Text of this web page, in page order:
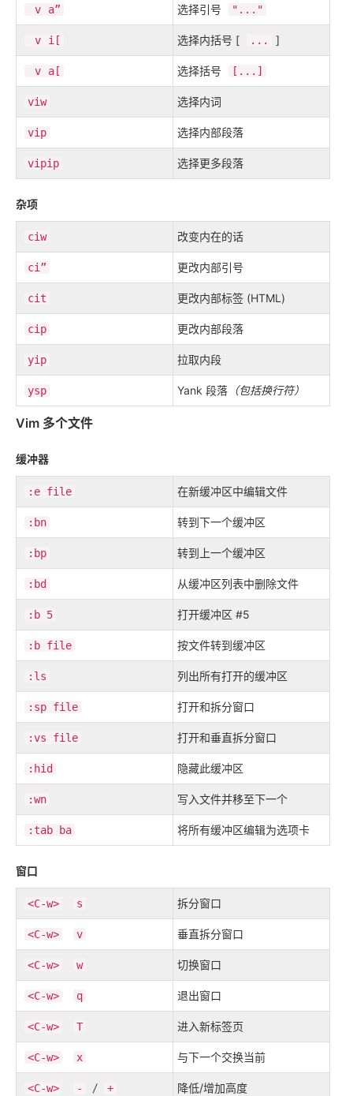
v a” 选择引号 "..."
v i [ 选择内括号 [ ... ]
v a [ 选择括号 [...]
viw 选择内词
vip 选择内部段落
vipip 选择更多段落
杂项
ciw 改变内在的话
ci​ ” 更改内部引号
cit 更改内部标签 (HTML)
cip 更改内部段落
yip 拉取内段
ysp Yank 段落 （包括换行符）
Vim 多个文件
缓冲器
:e file 在新缓冲区中编辑文件
:bn 转到下一个缓冲区
:bp 转到上一个缓冲区
:bd 从缓冲区列表中删除文件
:b 5 打开缓冲区 #5
:b file 按文件转到缓冲区
:ls 列出所有打开的缓冲区
:sp file 打开和拆分窗口
:vs file 打开和垂直拆分窗口
:hid 隐藏此缓冲区
:wn 写入文件并移至下一个
:tab ba 将所有缓冲区编辑为选项卡
窗口
<C-w> s 拆分窗口
<C-w> v 垂直拆分窗口
<C-w> w 切换窗口
<C-w> q 退出窗口
<C-w> T 进入新标签页
<C-w> x 与下一个交换当前
<C-w> - / + 降低/增加高度